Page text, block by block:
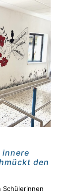
innere
den
Schülerinnen